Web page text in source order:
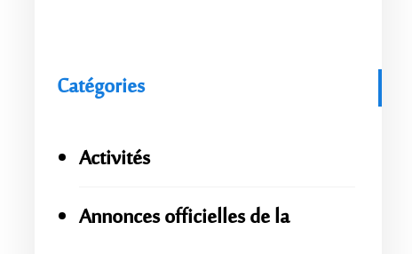
Catégories
Activités
Annonces officielles de la